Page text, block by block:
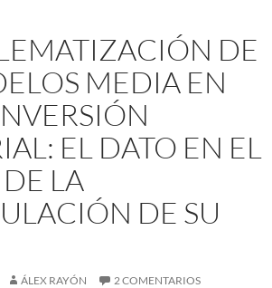
DE
MEDIA EN
EL DATO EN EL
LA
DE SU
ÁLEX RAYÓN 2 COMENTARIOS